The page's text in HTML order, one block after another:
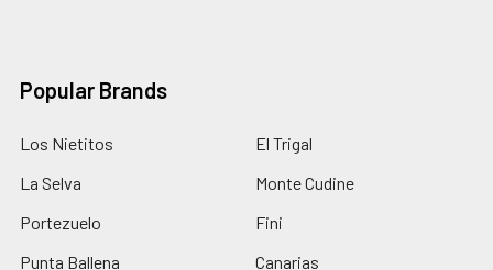
Popular Brands
Los Nietitos
La Selva
Portezuelo
Punta Ballena
El Trigal
Monte Cudine
Fini
Canarias